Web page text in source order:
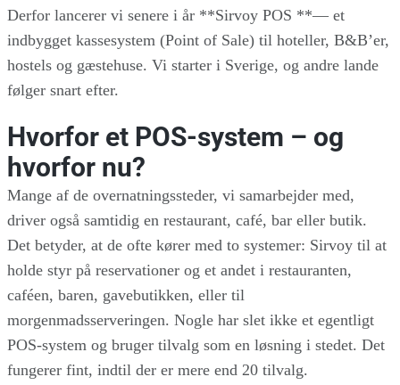
Derfor lancerer vi senere i år **Sirvoy POS **— et
indbygget kassesystem (Point of Sale) til hoteller, B&B’er,
hostels og gæstehuse. Vi starter i Sverige, og andre lande
følger snart efter.
Hvorfor et POS-system – og
hvorfor nu?
Mange af de overnatningssteder, vi samarbejder med,
driver også samtidig en restaurant, café, bar eller butik.
Det betyder, at de ofte kører med to systemer: Sirvoy til at
holde styr på reservationer og et andet i restauranten,
caféen, baren, gavebutikken, eller til
morgenmadsserveringen. Nogle har slet ikke et egentligt
POS-system og bruger tilvalg som en løsning i stedet. Det
fungerer fint, indtil der er mere end 20 tilvalg.